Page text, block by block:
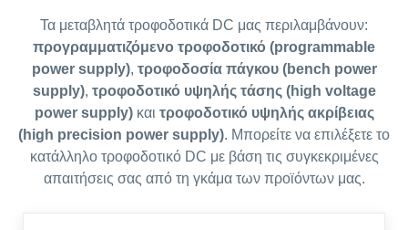
Τα μεταβλητά τροφοδοτικά DC μας περιλαμβάνουν:
προγραμματιζόμενο τροφοδοτικό (programmable
power supply), τροφοδοσία πάγκου (bench power
supply), τροφοδοτικό υψηλής τάσης (high voltage
power supply)και τροφοδοτικό υψηλής ακρίβειας
(high precision power supply). Μπορείτε να επιλέξετε το
κατάλληλο τροφοδοτικό DC με βάση τις συγκεκριμένες
απαιτήσεις σας από τη γκάμα των προϊόντων μας.